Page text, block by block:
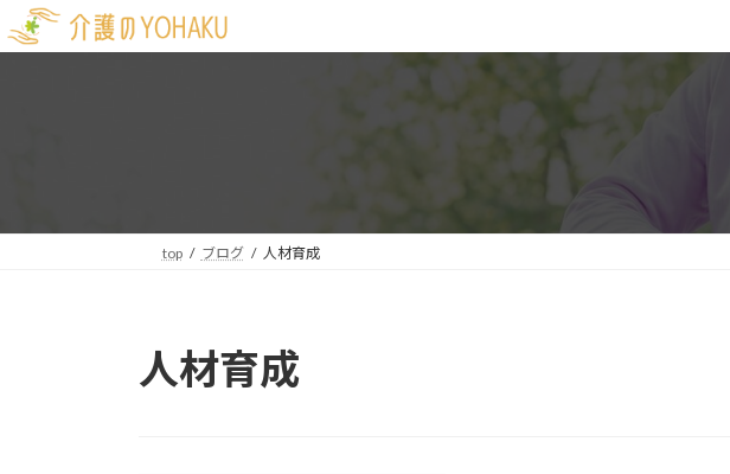
ン
ビ
top ブログ 人材育成
人材育成